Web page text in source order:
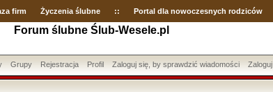
firm Życzenia ślubne :: Portal dla nowoczesnych rodziców
Forum ślubne Ślub-Wesele.pl
Grupy Rejestracja Profil Zaloguj się, by sprawdzić wiadomości Zaloguj